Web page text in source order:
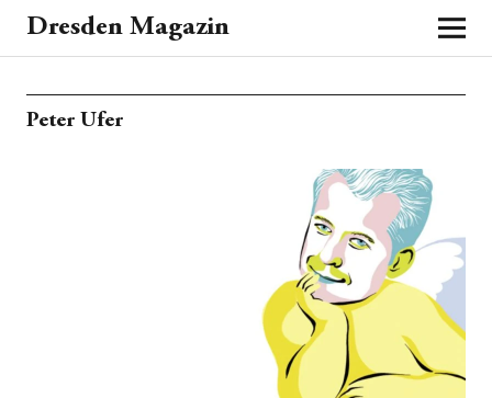
Dresden Magazin
Peter Ufer